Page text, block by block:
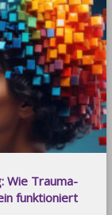
Wie Trauma-
funktioniert